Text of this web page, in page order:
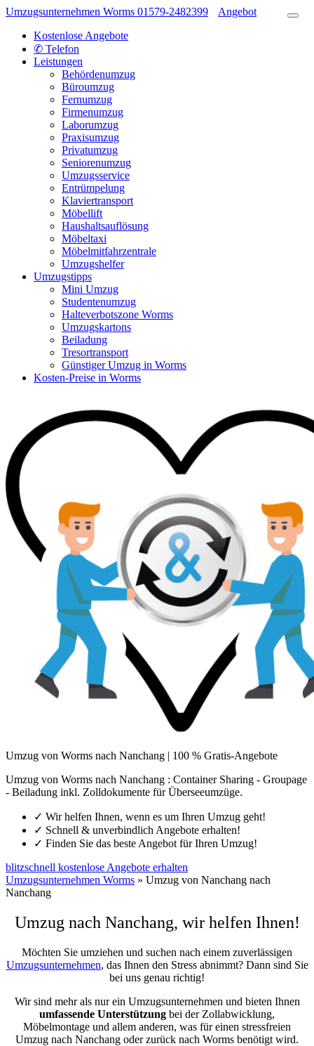
Umzugsunternehmen Worms 01579-2482399
Angebot
Kostenlose Angebote
✆ Telefon
Leistungen
Behördenumzug
Büroumzug
Fernumzug
Firmenumzug
Laborumzug
Praxisumzug
Privatumzug
Seniorenumzug
Umzugsservice
Entrümpelung
Klaviertransport
Möbellift
Haushaltsauflösung
Möbeltaxi
Möbelmitfahrzentrale
Umzugshelfer
Umzugstipps
Mini Umzug
Studentenumzug
Halteverbotszone Worms
Umzugskartons
Beiladung
Tresortransport
Günstiger Umzug in Worms
Kosten-Preise in Worms
Umzug von Worms nach Nanchang | 100 % Gratis-Angebote
Umzug von Worms nach Nanchang : Container Sharing - Groupage
- Beiladung inkl. Zolldokumente für Überseeumzüge.
✓ Wir helfen Ihnen, wenn es um Ihren Umzug geht!
✓ Schnell & unverbindlich Angebote erhalten!
✓ Finden Sie das beste Angebot für Ihren Umzug!
blitzschnell kostenlose Angebote erhalten
Umzugsunternehmen Worms » Umzug von Nanchang nach
Nanchang
Umzug nach Nanchang, wir helfen Ihnen!
Möchten Sie umziehen und suchen nach einem zuverlässigen
Umzugsunternehmen, das Ihnen den Stress abnimmt? Dann sind Sie
bei uns genau richtig!
Wir sind mehr als nur ein Umzugsunternehmen und bieten Ihnen
umfassende Unterstützung bei der Zollabwicklung,
Möbelmontage und allem anderen, was für einen stressfreien
Umzug nach Nanchang oder zurück nach Worms benötigt wird.